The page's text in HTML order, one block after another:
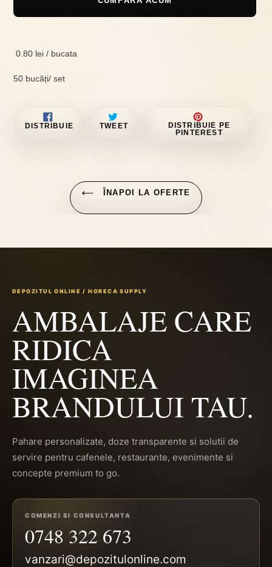
în
0.80 lei / bucata
50 bucăți/ set
DISTRIBUIE DISTRIBUIE
TWEETTRIMITE
DISTRIBUIE PE
PINTEREST
ÎNAPOI LA OFERTE
DEPOZITUL ONLINE / HORECA SUPPLY
AMBALAJE CARE
RIDICA
IMAGINEA
BRANDULUI TAU.
Pahare personalizate, doze transparente si solutii de
servire pentru cafenele, restaurante, evenimente si
concepte premium to go.
COMENZI SI CONSULTANTA
0748 322 673
vanzari@depozitulonline.com